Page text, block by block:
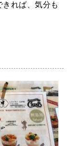
れば、気分も